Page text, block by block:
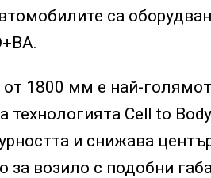
са
1800 мм е най-
технологията Cell to
и снижава
за возило с подобни